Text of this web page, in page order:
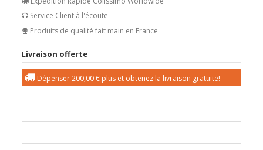
Service Client à l'écoute
Produits de qualité fait main en France
Livraison offerte
Dépenser200,00 € plus et obtenez la livraison gratuite!